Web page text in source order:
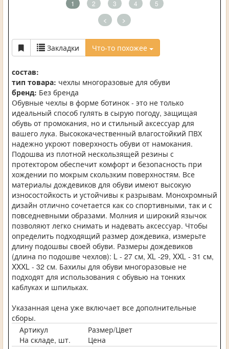
1 2 3 4 5
< >
Закладки Что-то похожее
состав:
тип товара: чехлы многоразовые для обуви
бренд: Без бренда
Обувные чехлы в форме ботинок - это не только
идеальный способ гулять в сырую погоду, защищая
обувь от промокания, но и стильный аксессуар для
вашего лука. Высококачественный влагостойкий ПВХ
надежно укроют поверхность обуви от намокания.
Подошва из плотной нескользящей резины с
протектором обеспечит комфорт и безопасность при
хождении по мокрым скользким поверхностям. Все
материалы дождевиков для обуви имеют высокую
износостойкость и устойчивы к разрывам. Монохромный
дизайн отлично сочетается как со спортивными, так и с
повседневными образами. Молния и широкий язычок
позволяют легко снимать и надевать аксессуар. Чтобы
определить подходящий размер дождевика, измерьте
длину подошвы своей обуви. Размеры дождевиков
(длина по подошве чехлов): L - 27 см, XL -29, XXL - 31 см,
XXXL - 32 см. Бахилы для обуви многоразовые не
подходят для использования с обувью на тонких
каблуках и шпильках.
Указанная цена уже включает все дополнительные
сборы.
Артикул
Размер/Цвет
На складе, шт.
Цена